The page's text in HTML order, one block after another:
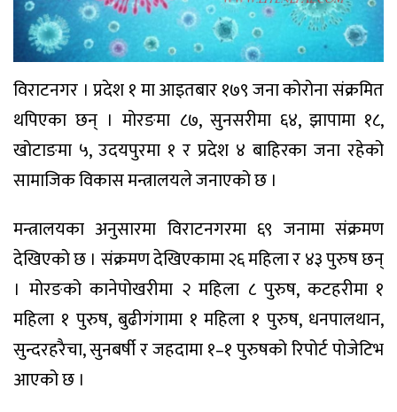
विराटनगर । प्रदेश १ मा आइतबार १७९ जना कोरोना संक्रमित
थपिएका छन् । मोरङमा ८७, सुनसरीमा ६४, झापामा १८,
खोटाङमा ५, उदयपुरमा १ र प्रदेश ४ बाहिरका जना रहेको
सामाजिक विकास मन्त्रालयले जनाएको छ ।
मन्त्रालयका अनुसारमा विराटनगरमा ६९ जनामा संक्रमण
देखिएको छ । संक्रमण देखिएकामा २६ महिला र ४३ पुरुष छन्
। मोरङको कानेपोखरीमा २ महिला ८ पुरुष, कटहरीमा १
महिला १ पुरुष, बुढीगंगामा १ महिला १ पुरुष, धनपालथान,
सुन्दरहरैचा, सुनबर्षी र जहदामा १–१ पुरुषको रिपोर्ट पोजेटिभ
आएको छ ।